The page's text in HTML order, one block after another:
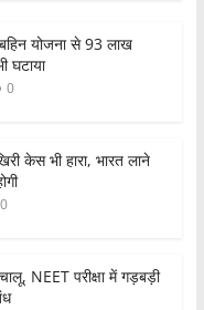
बहिन योजना से 93 लाख
घटाया
0
केस भी हारा, भारत लाने
0
NEET परीक्षा में गड़बड़ी